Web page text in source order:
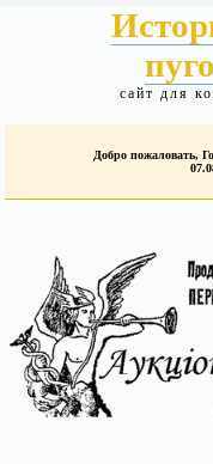
сайт для
Добро пожаловать,